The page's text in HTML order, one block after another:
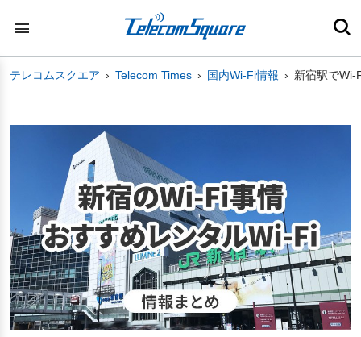
テレコムスクエア Telecom Times 国内Wi-Fi情報 新宿駅でWi-